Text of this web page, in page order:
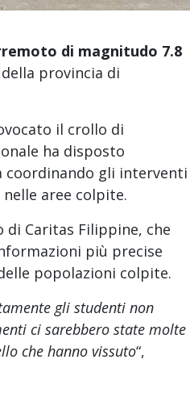
di magnitudo 7.8
provincia di
il crollo di
ha disposto
coordinando gli interventi
aree colpite.
Caritas Filippine, che
più precise
popolazioni colpite.
gli studenti non
ci sarebbero state molte
che hanno vissuto“,